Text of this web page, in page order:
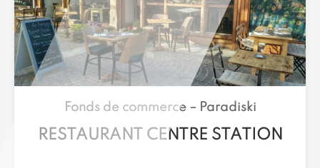
Fonds de commerce – Paradiski
RESTAURANT CENTRE STATION